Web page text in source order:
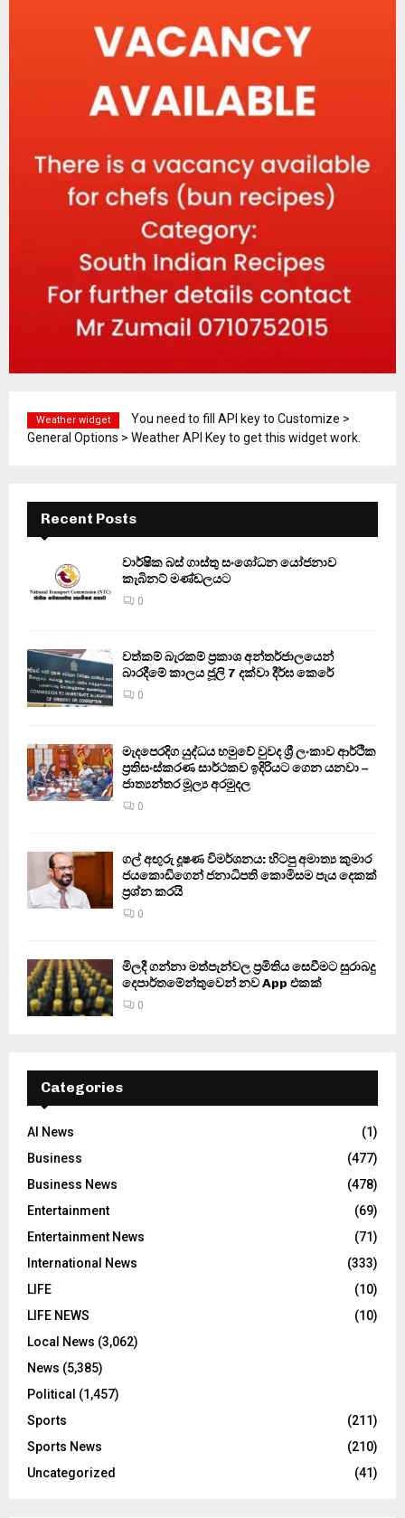
Weather widget
You need to fill API key to Customize >
General Options > Weather API Key to get this widget work.
Recent Posts
වාර්ෂික බස් ගාස්තු සංශෝධන යෝජනාව
කැබිනට් මණ්ඩලයට
0
වත්කම් බැරකම් ප්‍රකාශ අන්තර්ජාලයෙන්
බාරදීමේ කාලය ජූලි 7 දක්වා දීර්ඝ කෙරේ
0
මැදපෙරදිග යුද්ධය හමුවේ වුවද ශ්‍රී ලංකාව ආර්ථික
ප්‍රතිසංස්කරණ සාර්ථකව ඉදිරියට ගෙන යනවා –
ජාත්‍යන්තර මූල්‍ය අරමුදල
0
ගල් අඟුරු දූෂණ විමර්ශනය: හිටපු අමාත්‍ය කුමාර
ජයකොඩිගෙන් ජනාධිපති කොමිසම පැය දෙකක්
ප්‍රශ්න කරයි
0
මිලදී ගන්නා මත්පැන්වල ප්‍රමිතිය සෙවීමට සුරාබදු
දෙපාර්තමේන්තුවෙන් නව App එකක්
0
Categories
AI News
(1)
Business
(477)
Business News
(478)
Entertainment
(69)
Entertainment News
(71)
International News
(333)
LIFE
(10)
LIFE NEWS
(10)
Local News (3,062)
News (5,385)
Political (1,457)
Sports
(211)
Sports News
(210)
Uncategorized
(41)